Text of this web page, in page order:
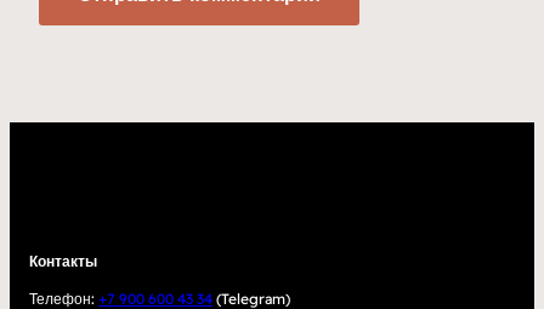
Контакты
Телефон: +7 900 600 43 34 (Telegram)